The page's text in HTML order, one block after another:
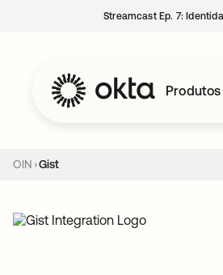
Streamcast Ep. 7:
Produtos
OIN Gist